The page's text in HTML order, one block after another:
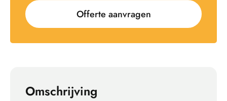
Offerte aanvragen
Omschrijving